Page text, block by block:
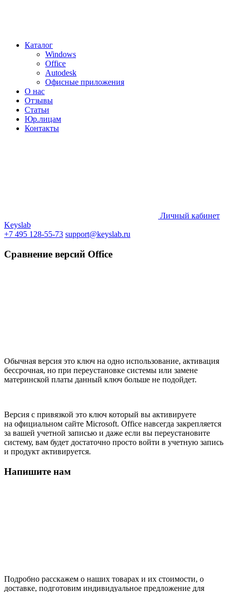
Каталог
Windows
Office
Autodesk
Офисные приложения
О нас
Отзывы
Статьи
Юр.лицам
Контакты
Личный кабинет
Keyslab
+7 495 128-55-73 support@keyslab.ru
Сравнение версий Office
Обычная версия это ключ на одно использование, активация
бессрочная, но при переустановке системы или замене
материнской платы данный ключ больше не подойдет.
Версия с привязкой это ключ который вы активируете
на официальном сайте Microsoft. Office навсегда закрепляется
за вашей учетной записью и даже если вы переустановите
систему, вам будет достаточно просто войти в учетную запись
и продукт активируется.
Напишите нам
Подробно расскажем о наших товарах и их стоимости, о
доставке, подготовим индивидуальное предложение для